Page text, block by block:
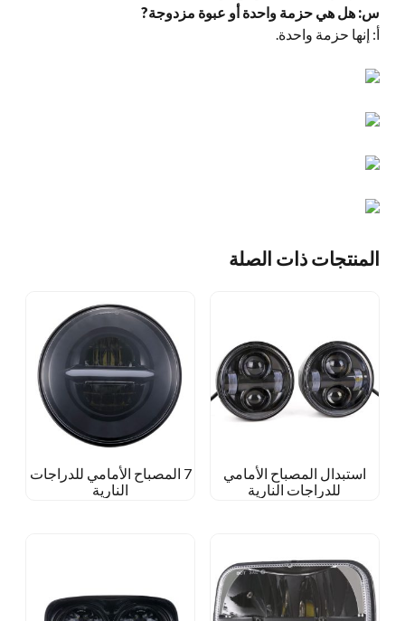
س: هل هي حزمة واحدة أو عبوة مزدوجة?
أ: إنها حزمة واحدة.
المنتجات ذات الصلة
7 المصباح الأمامي للدراجات
النارية
استبدال المصباح الأمامي
للدراجات النارية